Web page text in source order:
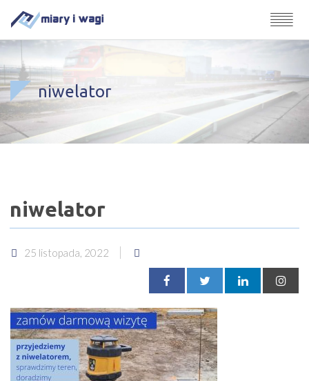
niwelator
niwelator
25 listopada, 2022